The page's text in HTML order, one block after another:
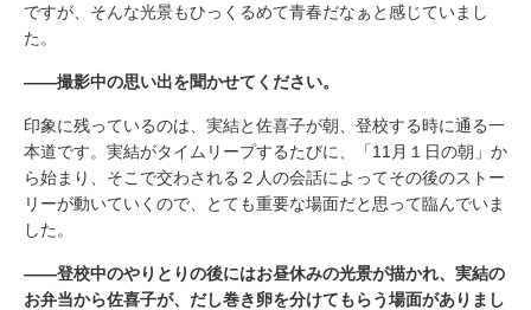
ですが、そんな光景もひっくるめて青春だなぁと感じていまし
た。
――撮影中の思い出を聞かせてください。
印象に残っているのは、実結と佐喜子が朝、登校する時に通る一
本道です。実結がタイムリープするたびに、「11月１日の朝」か
ら始まり、そこで交わされる２人の会話によってその後のストー
リーが動いていくので、とても重要な場面だと思って臨んでいま
した。
――登校中のやりとりの後にはお昼休みの光景が描かれ、実結の
お弁当から佐喜子が、だし巻き卵を分けてもらう場面がありまし